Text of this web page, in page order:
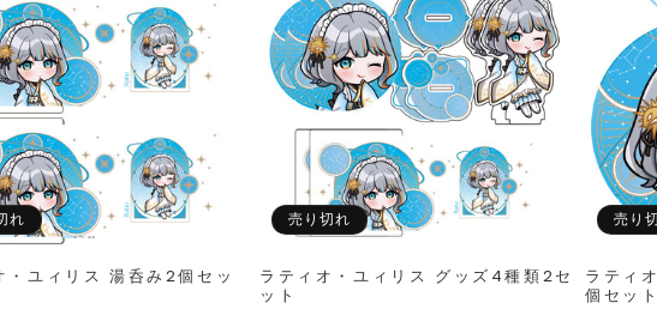
れ
・ユィリス 湯呑み2個セッ
売り切れ
ラティオ・ユィリス グッズ4種類2セ
ット
売り
ラティ
個セット